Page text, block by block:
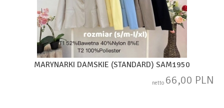
MARYNARKI DAMSKIE (STANDARD) SAM1950
netto 66,00 PLN